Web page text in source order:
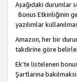
Aşağıdaki durumlar
Bonus Etkinliğinin
yazılımlar
Amazon, her bir
takdirine göre
Ek’te listelenen
Şartlarına